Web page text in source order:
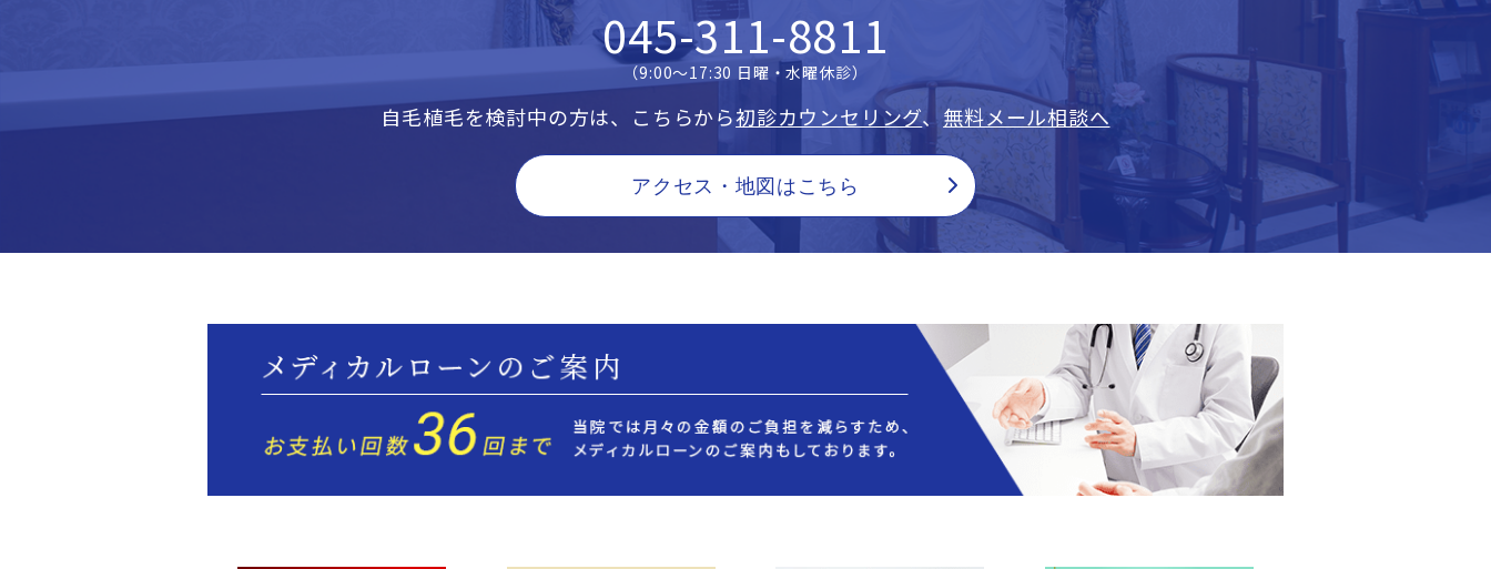
045-311-8811
（9:00〜17:30 日曜・水曜休診）
自毛植毛を検討中の方は、こちらから初診カウンセリング、 無料メール相談へ
アクセス・地図はこちら